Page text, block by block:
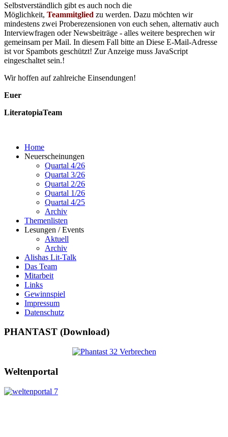
Selbstverständlich gibt es auch noch die
Möglichkeit, Teammitglied zu werden. Dazu möchten wir
mindestens zwei Proberezensionen von euch sehen, alternativ auch
Interviewfragen oder Newsbeiträge - alles weitere besprechen wir
gemeinsam per Mail. In diesem Fall bitte an Diese E-Mail-Adresse
ist vor Spambots geschützt! Zur Anzeige muss JavaScript
eingeschaltet sein.!
Wir hoffen auf zahlreiche Einsendungen!
Euer
LiteratopiaTeam
Home
Neuerscheinungen
Quartal 4/26
Quartal 3/26
Quartal 2/26
Quartal 1/26
Quartal 4/25
Archiv
Themenlisten
Lesungen / Events
Aktuell
Archiv
Alishas Lit-Talk
Das Team
Mitarbeit
Links
Gewinnspiel
Impressum
Datenschutz
PHANTAST (Download)
Weltenportal